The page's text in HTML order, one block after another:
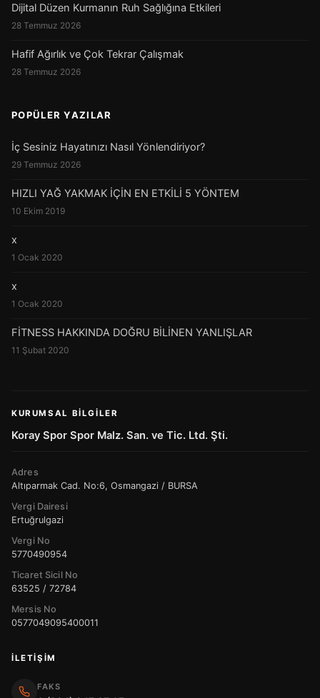
Dijital Düzen Kurmanın Ruh Sağlığına Etkileri
28 Temmuz 2026
Hafif Ağırlık ve Çok Tekrar Çalışmak
28 Temmuz 2026
POPÜLER YAZILAR
İç Sesiniz Hayatınızı Nasıl Yönlendiriyor?
29 Temmuz 2026
HIZLI YAĞ YAKMAK İÇİN EN ETKİLİ 5 YÖNTEM
10 Ekim 2019
x
1 Ocak 2020
x
1 Ocak 2020
FİTNESS HAKKINDA DOĞRU BİLİNEN YANLIŞLAR
11 Şubat 2020
KURUMSAL BILGILER
Koray Spor Spor Malz. San. ve Tic. Ltd. Şti.
Adres
Altıparmak Cad. No:6, Osmangazi / BURSA
Vergi Dairesi
Ertuğrulgazi
Vergi No
5770490954
Ticaret Sicil No
63525 / 72784
Mersis No
0577049095400011
İLETIŞIM
FAKS